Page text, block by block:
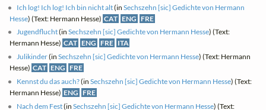
Ich log! Ich log! Ich bin nicht alt(inSechszehn [sic] Gedichte von Hermann
Hesse) (Text: Hermann Hesse) CAT ENG FRE
Jugendflucht(inSechszehn [sic] Gedichte von Hermann Hesse) (Text:
Hermann Hesse) CAT ENG FRE ITA
Julikinder(inSechszehn [sic] Gedichte von Hermann Hesse) (Text: Hermann
Hesse) CAT ENG FRE
Kennst du das auch?(inSechszehn [sic] Gedichte von Hermann Hesse) (Text:
Hermann Hesse) ENG FRE
Nach dem Fest(inSechszehn [sic] Gedichte von Hermann Hesse) (Text: